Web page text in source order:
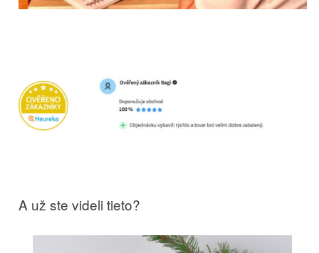
A už ste videli tieto?